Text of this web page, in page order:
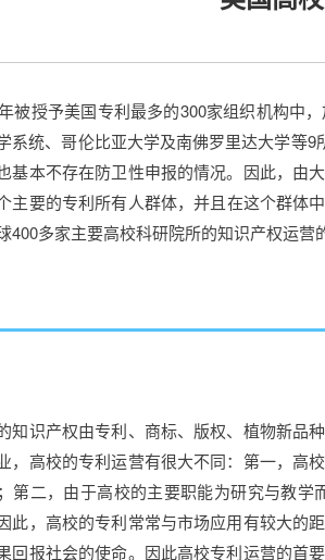
被授予美国专利最多的300家组织机构中
系统、哥伦比亚大学及南佛罗里达大学等
基本不存在防卫性申报的情况。因此，由
主要的专利所有人群体，并且在这个群体
400多家主要高校科研院所的知识产权运
知识产权由专利、商标、版权、植物新品
，高校的专利运营有很大不同：第一，高
第二，由于高校的主要职能为研究与教
此，高校的专利常常与市场应用有较大的
回报社会的使命。因此高校专利运营的首